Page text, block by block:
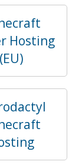
Hosting
(EU)